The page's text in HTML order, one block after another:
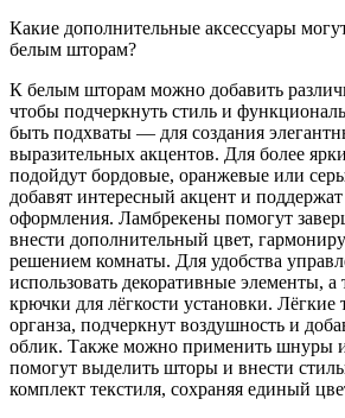
Какие дополнительные аксессуары
белым шторам?
К белым шторам можно добавить
чтобы подчеркнуть стиль и
быть подхваты — для создания
выразительных акцентов. Для более
подойдут бордовые, оранжевые или
добавят интересный акцент и
оформления. Ламбрекены помогут
внести дополнительный цвет,
решением комнаты. Для удобства
использовать декоративные элементы, а
крючки для лёгкости установки. Лёгкие
органза, подчеркнут воздушность и
облик. Также можно применить шнуры
помогут выделить шторы и внести
комплект текстиля, сохраняя единый